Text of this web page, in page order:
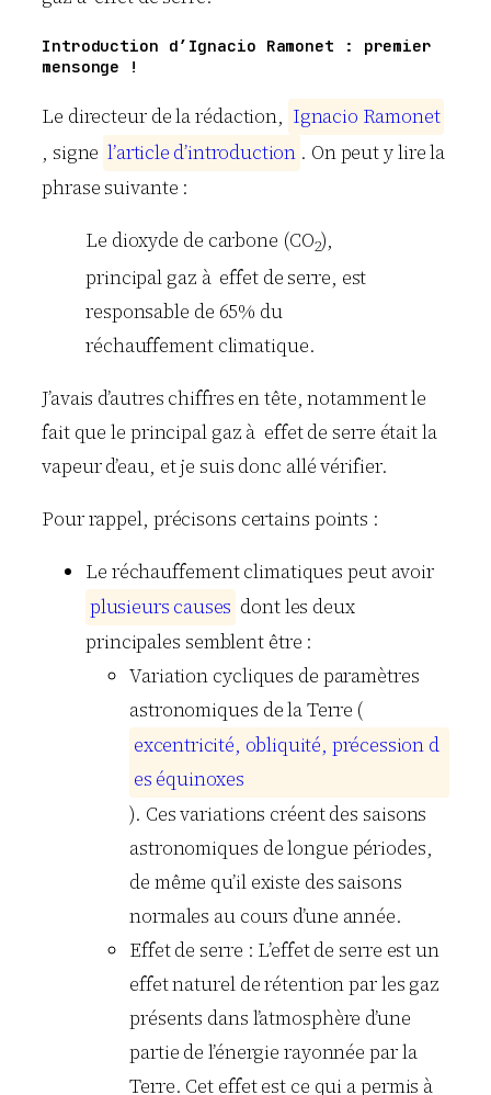
Introduction d’Ignacio Ramonet : premier
mensonge !
Le directeur de la rédaction, Ignacio Ramonet
, signe l’article d’introduction . On peut y lire la
phrase suivante :
Le dioxyde de carbone (CO2),
principal gaz à effet de serre, est
responsable de 65% du
réchauffement climatique.
J’avais d’autres chiffres en tête, notamment le
fait que le principal gaz à effet de serre était la
vapeur d’eau, et je suis donc allé vérifier.
Pour rappel, précisons certains points :
Le réchauffement climatiques peut avoir
plusieurs causes dont les deux
principales semblent être :
Variation cycliques de paramètres
astronomiques de la Terre (
excentricité, obliquité, précession d
es équinoxes
). Ces variations créent des saisons
astronomiques de longue périodes,
de même qu’il existe des saisons
normales au cours d’une année.
Effet de serre : L’effet de serre est un
effet naturel de rétention par les gaz
présents dans l’atmosphère d’une
partie de l’énergie rayonnée par la
Terre. Cet effet est ce qui a permis à